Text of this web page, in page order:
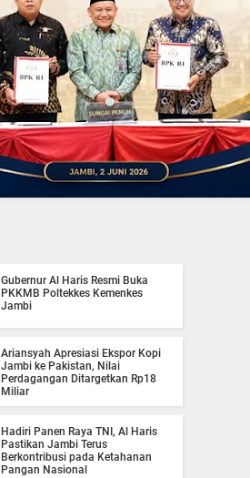
Gubernur Al Haris Resmi Buka
PKKMB Poltekkes Kemenkes
Jambi
Ariansyah Apresiasi Ekspor Kopi
Jambi ke Pakistan, Nilai
Perdagangan Ditargetkan Rp18
Miliar
Hadiri Panen Raya TNI, Al Haris
Pastikan Jambi Terus
Berkontribusi pada Ketahanan
Pangan Nasional